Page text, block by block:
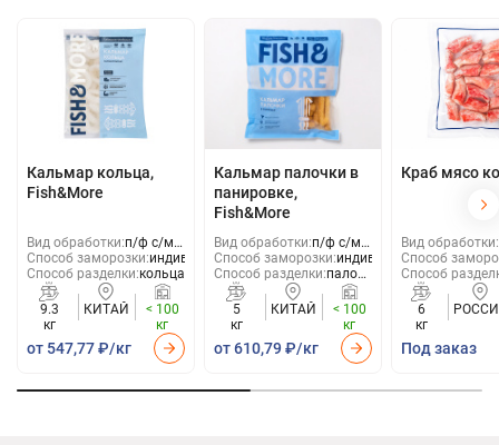
Кальмар кольца,
Fish&More
Вид обработки:п/ф с/м
обжар.
Способ заморозки:индивид
Способ разделки:кольца
9.3
кг
КИТАЙ
< 100
кг
от 547,77 ₽/кг
Кальмар палочки в
панировке,
Fish&More
Вид обработки:п/ф с/м
обжар.
Способ заморозки:индивид
Способ разделки:палочки
панировке
5
кг
КИТАЙ
< 100
кг
от 610,79 ₽/кг
Краб мясо
Вид обработки:
Способ
Способ
6
кг
Под заказ